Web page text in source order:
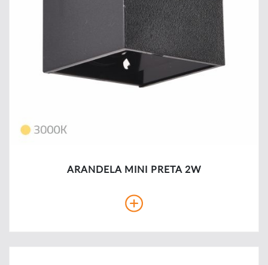
ARANDELA MINI PRETA 2W